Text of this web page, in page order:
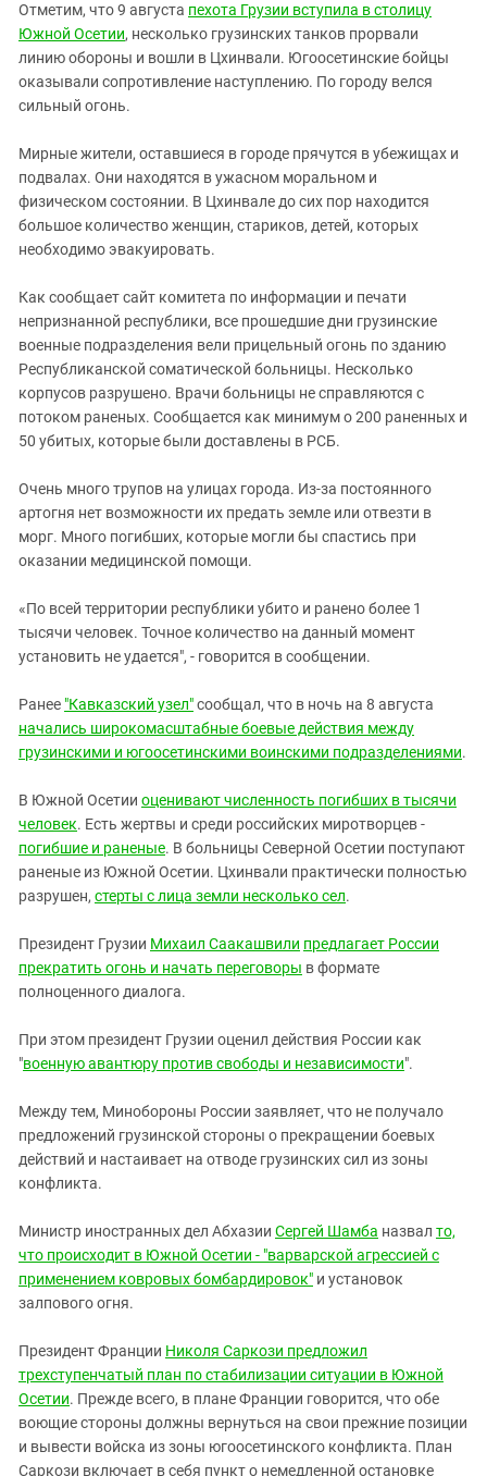
Отметим, что 9 августа пехота Грузии вступила в столицу
Южной Осетии, несколько грузинских танков прорвали
линию обороны и вошли в Цхинвали. Югоосетинские бойцы
оказывали сопротивление наступлению. По городу велся
сильный огонь.
Мирные жители, оставшиеся в городе прячутся в убежищах и
подвалах. Они находятся в ужасном моральном и
физическом состоянии. В Цхинвале до сих пор находится
большое количество женщин, стариков, детей, которых
необходимо эвакуировать.
Как сообщает сайт комитета по информации и печати
непризнанной республики, все прошедшие дни грузинские
военные подразделения вели прицельный огонь по зданию
Республиканской соматической больницы. Несколько
корпусов разрушено. Врачи больницы не справляются с
потоком раненых. Сообщается как минимум о 200 раненных и
50 убитых, которые были доставлены в РСБ.
Очень много трупов на улицах города. Из-за постоянного
артогня нет возможности их предать земле или отвезти в
морг. Много погибших, которые могли бы спастись при
оказании медицинской помощи.
«По всей территории республики убито и ранено более 1
тысячи человек. Точное количество на данный момент
установить не удается", - говорится в сообщении.
Ранее "Кавказский узел"сообщал, что в ночь на 8 августа
начались широкомасштабные боевые действия между
грузинскими и югоосетинскими воинскими подразделениями.
В Южной Осетии оценивают численность погибших в тысячи
человек. Есть жертвы и среди российских миротворцев -
погибшие и раненые. В больницы Северной Осетии поступают
раненые из Южной Осетии. Цхинвали практически полностью
разрушен, стерты с лица земли несколько сел.
Президент Грузии Михаил Саакашвили предлагает России
прекратить огонь и начать переговоры в формате
полноценного диалога.
При этом президент Грузии оценил действия России как
"военную авантюру против свободы и независимости".
Между тем, Минобороны России заявляет, что не получало
предложений грузинской стороны о прекращении боевых
действий и настаивает на отводе грузинских сил из зоны
конфликта.
Министр иностранных дел Абхазии Сергей Шамба назвал то,
что происходит в Южной Осетии - "варварской агрессией с
применением ковровых бомбардировок" и установок
залпового огня.
Президент Франции Николя Саркози предложил
трехступенчатый план по стабилизации ситуации в Южной
Осетии. Прежде всего, в плане Франции говорится, что обе
воющие стороны должны вернуться на свои прежние позиции
и вывести войска из зоны югоосетинского конфликта. План
Саркози включает в себя пункт о немедленной остановке